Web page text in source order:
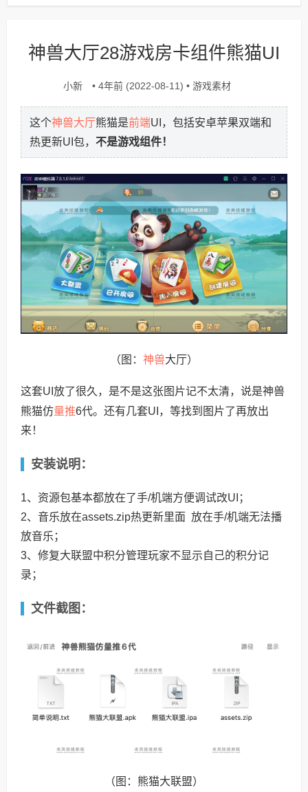
神兽大厅28游戏房卡组件熊猫UI
小新 • 4年前 (2022-08-11) • 游戏素材
这个神兽大厅熊猫是前端UI，包括安卓苹果双端和
热更新UI包， 不是游戏组件！
（图： 神兽大厅）
这套UI放了很久，是不是这张图片记不太清，说是神兽
熊猫仿量推6代。还有几套UI，等找到图片了再放出
来！
安装说明：
1、资源包基本都放在了手/机端方便调试改UI；
2、音乐放在assets.zip热更新里面 放在手/机端无法播
放音乐；
3、修复大联盟中积分管理玩家不显示自己的积分记
录；
文件截图：
（图：熊猫大联盟）